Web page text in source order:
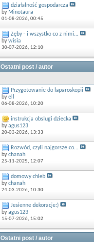
działalność gospodarcza
by Minotaura
01-08-2026, 00:45
Zęby - i wszystko co z nimi...
bywisia
30-07-2026, 12:10
Ostatni post / autor
Przygotowanie do laparoskopii
byell
06-08-2026, 10:20
instrukcja obslugi dziecka
byagus123
20-03-2026, 13:33
Rozwód, czyli najgorsze co...
bychanah
25-11-2025, 12:07
domowy chleb
bychanah
24-03-2026, 10:30
Jesienne dekoracje:)
byagus123
15-07-2026, 15:02
Ostatni post / autor